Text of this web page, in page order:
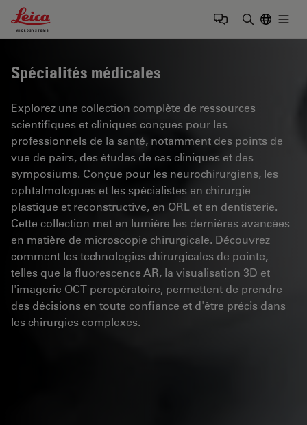
Leica Microsystems Logo
Spécialités médicales
Explorez une collection complète de ressources
scientifiques et cliniques conçues pour les
professionnels de la santé, notamment des points de
vue de pairs, des études de cas cliniques et des
symposiums. Conçue pour les neurochirurgiens, les
ophtalmologues et les spécialistes en chirurgie
plastique et reconstructive, en ORL et en dentisterie.
Cette collection met en lumière les dernières avancées
en matière de microscopie chirurgicale. Découvrez
comment les technologies chirurgicales de pointe,
telles que la fluorescence AR, la visualisation 3D et
l'imagerie OCT peropératoire, permettent de prendre
des décisions en toute confiance et d'être précis dans
les chirurgies complexes.